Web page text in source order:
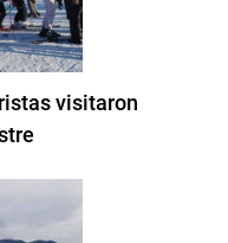
visitaron